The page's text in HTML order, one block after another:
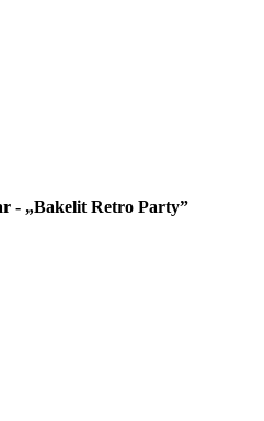
- „Bakelit Retro Party”